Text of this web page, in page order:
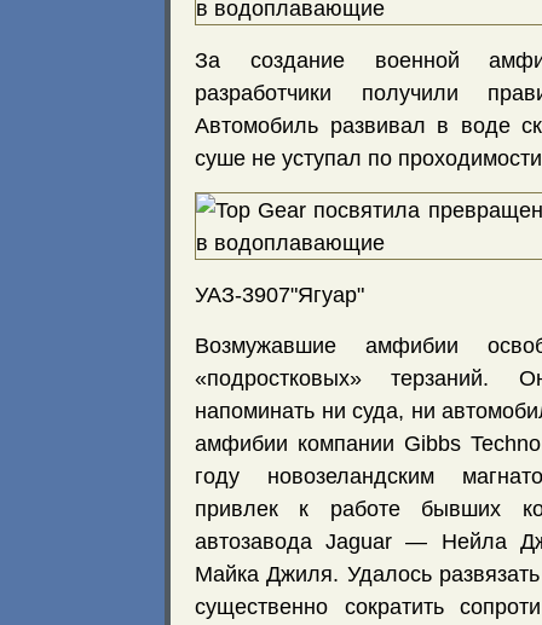
За создание военной
разработчики получили
Автомобиль развивал в воде
суше не уступал по
УАЗ-3907"Ягуар"
Возмужавшие амфибии
«подростковых»
напоминать ни суда, ни
амфибии компании Gibbs
году новозеландским
привлек к работе бывших
автозавода Jaguar — Нейла
Майка Джиля. Удалось
существенно сократить